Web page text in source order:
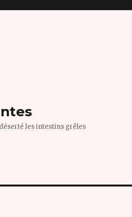
les intestins grêles